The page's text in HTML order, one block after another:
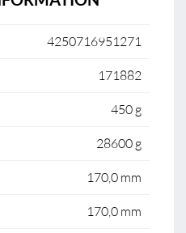
4250716951271
171882
450 g
28600 g
170,0 mm
170,0 mm